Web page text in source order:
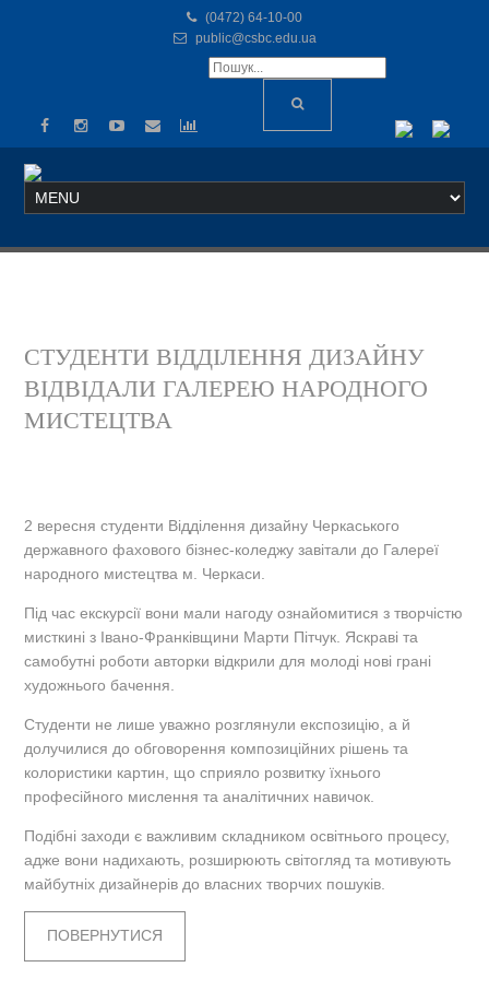
(0472) 64-10-00
public@csbc.edu.ua
СТУДЕНТИ ВІДДІЛЕННЯ ДИЗАЙНУ
ВІДВІДАЛИ ГАЛЕРЕЮ НАРОДНОГО
МИСТЕЦТВА
2 вересня студенти Відділення дизайну Черкаського
державного фахового бізнес-коледжу завітали до Галереї
народного мистецтва м. Черкаси.
Під час екскурсії вони мали нагоду ознайомитися з творчістю
мисткині з Івано-Франківщини Марти Пітчук. Яскраві та
самобутні роботи авторки відкрили для молоді нові грані
художнього бачення.
Студенти не лише уважно розглянули експозицію, а й
долучилися до обговорення композиційних рішень та
колористики картин, що сприяло розвитку їхнього
професійного мислення та аналітичних навичок.
Подібні заходи є важливим складником освітнього процесу,
адже вони надихають, розширюють світогляд та мотивують
майбутніх дизайнерів до власних творчих пошуків.
ПОВЕРНУТИСЯ